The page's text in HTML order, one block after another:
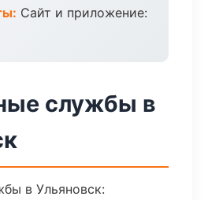
Сайт и приложение:
службы в
в Ульяновск: